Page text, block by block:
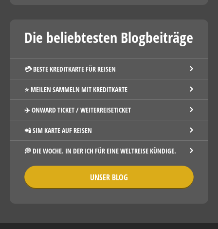
Die beliebtesten Blogbeiträge
💳 BESTE KREDITKARTE FÜR REISEN
⭐️ MEILEN SAMMELN MIT KREDITKARTE
✈️ ONWARD TICKET / WEITERREISETICKET
📲 SIM KARTE AUF REISEN
💭 DIE WOCHE. IN DER ICH FÜR EINE WELTREISE KÜNDIGE.
UNSER BLOG